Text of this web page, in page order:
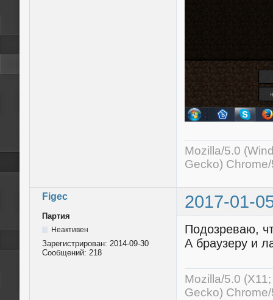
Mozilla/5.0
Gecko)
Figec 2017-01-
Партия
Неактивен
Зарегистрирован: 2014-09-30
Сообщений: 218
Подозреваю,
А браузеру и
Mozilla/5.0
Gecko)